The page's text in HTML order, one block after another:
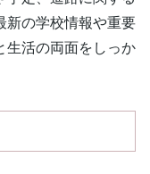
新の学校情報や重要
生活の両面をしっか